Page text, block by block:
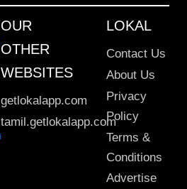
OUR
OTHER
WEBSITES
getlokalapp.com
tamil.getlokalapp.com
LOKAL
Contact Us
About Us
Privacy
Policy
Terms &
Conditions
Advertise